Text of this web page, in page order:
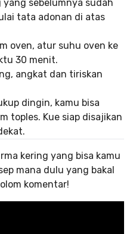
yang sebelumnya sudah
tata adonan di atas
oven, atur suhu oven ke
30 menit.
angkat dan tiriskan
dingin, kamu bisa
toples. Kue siap disajikan
kering yang bisa kamu
mana dulu yang bakal
komentar!